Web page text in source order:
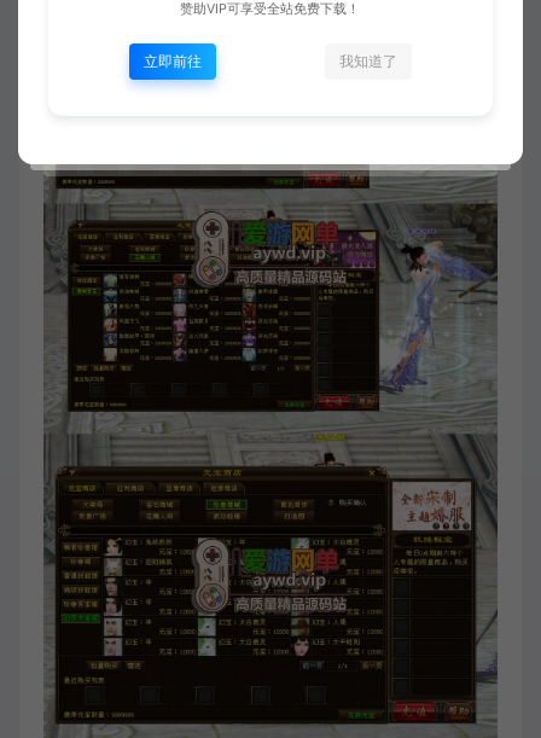
赞助VIP可享受全站免费下载！
立即前往 我知道了